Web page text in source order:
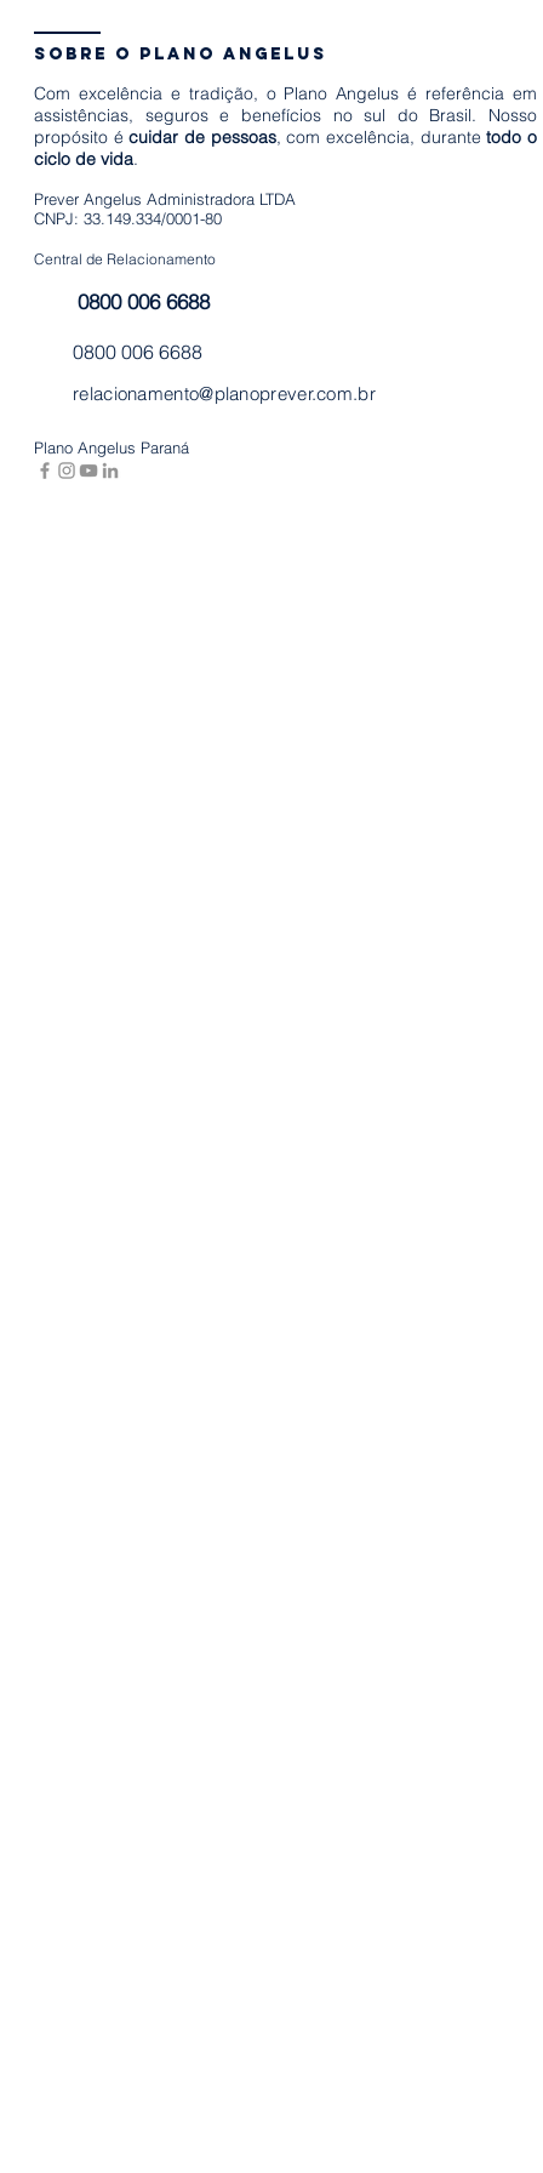
sobre o plano angelus
Com excelência e tradição, o Plano Angelus é referência em
assistências, seguros e benefícios no sul do Brasil. Nosso
propósito écuidar de pessoas, com excelência, durantetodo o
ciclo de vida.
Prever Angelus Administradora LTDA
CNPJ: 33.149.334/0001-80
Central de Relacionamento
0800 006 6688
0800 006 6688
relacionamento@planoprever.com.br
Plano Angelus Paraná